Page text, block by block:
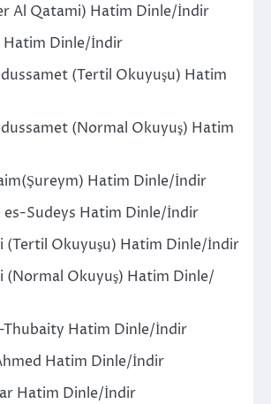
Al Qatami) Hatim Dinle/İndir
Hatim Dinle/İndir
(Tertil Okuyuşu) Hatim
(Normal Okuyuş) Hatim
Hatim Dinle/İndir
Sudeys Hatim Dinle/İndir
(Tertil Okuyuşu) Hatim Dinle/İndir
(Normal Okuyuş) Hatim Dinle/
Thubaity Hatim Dinle/İndir
Hatim Dinle/İndir
Hatim Dinle/İndir